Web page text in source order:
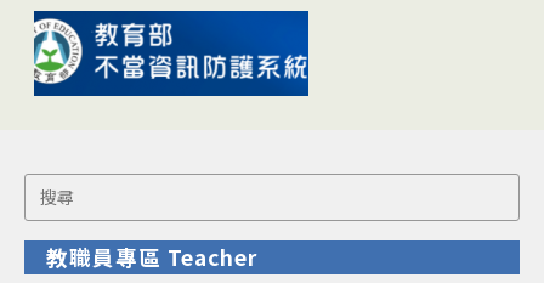
Search
for:
教職員專區 Teacher